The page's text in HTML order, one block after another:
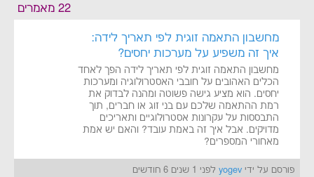
22 מאמרים
מחשבון התאמה זוגית לפי תאריך לידה:
איך זה משפיע על מערכות יחסים?
מחשבון התאמה זוגית לפי תאריך לידה הפך לאחד
הכלים האהובים על חובבי האסטרולוגיה ומערכות
יחסים. הוא מציע גישה פשוטה ומהנה לבדוק את
רמת ההתאמה שלכם עם בני זוג או חברים, תוך
התבססות על עקרונות אסטרולוגיים ותאריכים
מדויקים. אבל איך זה באמת עובד? והאם יש אמת
מאחורי המספרים?
פורסם על ידי yogev לפני 1 שנים 6 חודשים